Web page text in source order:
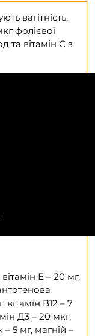
вагітність.
фолієвої
та вітамін С з
Е – 20 мг,
вітамін В12 – 7
Д3 – 20 мкг,
– 5 мг, магній –